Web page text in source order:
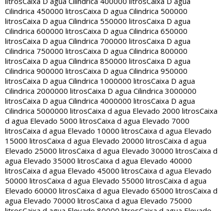
Cilindrica 450000 litrosCaixa D agua Cilindrica 500000
litrosCaixa D agua Cilindrica 550000 litrosCaixa D agua
Cilindrica 600000 litrosCaixa D agua Cilindrica 650000
litrosCaixa D agua Cilindrica 700000 litrosCaixa D agua
Cilindrica 750000 litrosCaixa D agua Cilindrica 800000
litrosCaixa D agua Cilindrica 850000 litrosCaixa D agua
Cilindrica 900000 litrosCaixa D agua Cilindrica 950000
litrosCaixa D agua Cilindrica 1000000 litrosCaixa D agua
Cilindrica 2000000 litrosCaixa D agua Cilindrica 3000000
litrosCaixa D agua Cilindrica 4000000 litrosCaixa D agua
Cilindrica 5000000 litrosCaixa d agua Elevado 2000 litrosCaixa
d agua Elevado 5000 litrosCaixa d agua Elevado 7000
litrosCaixa d agua Elevado 10000 litrosCaixa d agua Elevado
15000 litrosCaixa d agua Elevado 20000 litrosCaixa d agua
Elevado 25000 litrosCaixa d agua Elevado 30000 litrosCaixa d
agua Elevado 35000 litrosCaixa d agua Elevado 40000
litrosCaixa d agua Elevado 45000 litrosCaixa d agua Elevado
50000 litrosCaixa d agua Elevado 55000 litrosCaixa d agua
Elevado 60000 litrosCaixa d agua Elevado 65000 litrosCaixa d
agua Elevado 70000 litrosCaixa d agua Elevado 75000